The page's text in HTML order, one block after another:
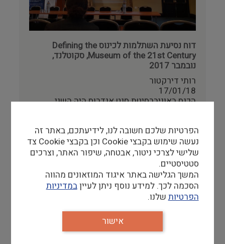
עיצוב וארכיטקטורה
זכוכית וקרמיקה
רישום וקטלוג
עיצוב
דוח נסיעת השתלמות לכינוס Defining the
Museum of the 21st Century, סקוטלנד,
נובמבר 2017
רותי דירקטור
17/01/18
הכנס באוניברסיטת סנט אנדרוס היה השני
להמשך קריאה
הפרטיות שלכם חשובה לנו, לידיעתכם, באתר זה
נעשה שימוש בקבצי Cookie וכן בקבצי Cookie צד
שלישי לצרכי ניטור, אבטחה, שיפור האתר, וצרכים
סטטיסטיים.
המשך הגלישה באתר איגוד המוזאונים מהווה
הסכמה לכך. למידע נוסף ניתן לעייןבמדיניות
הפרטיותשלנו.
אישור